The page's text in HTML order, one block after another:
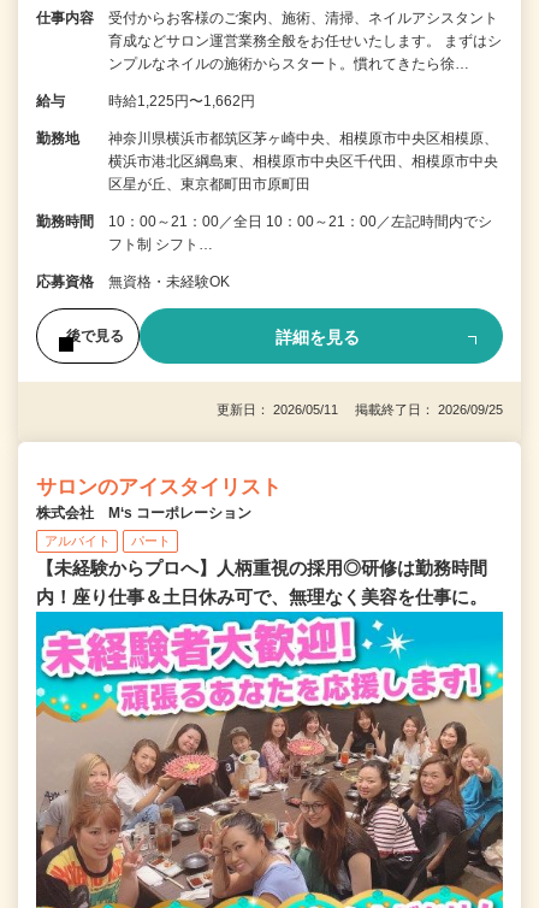
仕事内容
受付からお客様のご案内、施術、清掃、ネイルアシスタント
育成などサロン運営業務全般をお任せいたします。 まずはシ
ンプルなネイルの施術からスタート。慣れてきたら徐…
給与 時給1,225円〜1,662円
勤務地
神奈川県横浜市都筑区茅ヶ崎中央、相模原市中央区相模原、
横浜市港北区綱島東、相模原市中央区千代田、相模原市中央
区星が丘、東京都町田市原町田
勤務時間
10：00～21：00／全日 10：00～21：00／左記時間内でシ
フト制 シフト…
応募資格 無資格・未経験OK
後で見る 詳細を見る
更新日： 2026/05/11 掲載終了日： 2026/09/25
サロンのアイスタイリスト
株式会社 M‘s コーポレーション
アルバイト パート
【未経験からプロへ】人柄重視の採用◎研修は勤務時間
内！座り仕事＆土日休み可で、無理なく美容を仕事に。